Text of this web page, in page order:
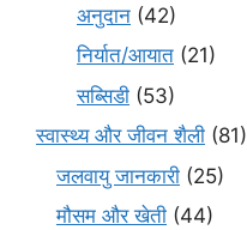
अनुदान (42)
निर्यात/आयात (21)
सब्सिडी (53)
स्वास्थ्य और जीवन शैली (81)
जलवायु जानकारी (25)
मौसम और खेती (44)